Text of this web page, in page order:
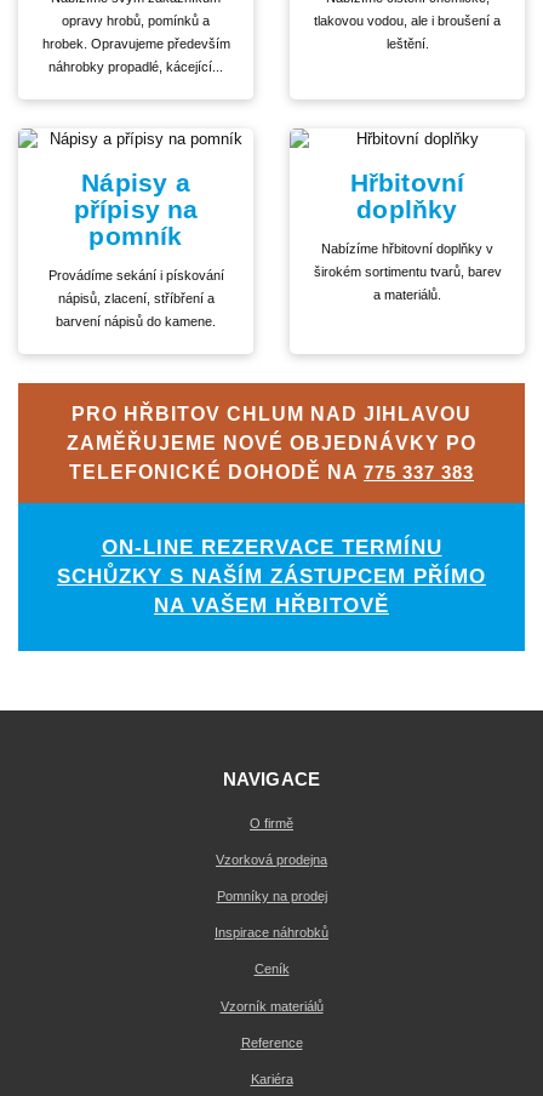
opravy hrobů, pomínků a
hrobek. Opravujeme především
náhrobky propadlé, kácející...
tlakovou vodou, ale i broušení a
leštění.
Nápisy a
přípisy na
pomník
Provádíme sekání i pískování
nápisů, zlacení, stříbření a
barvení nápisů do kamene.
Hřbitovní
doplňky
Nabízíme hřbitovní doplňky v
širokém sortimentu tvarů, barev
a materiálů.
PRO HŘBITOV CHLUM NAD JIHLAVOU
ZAMĚŘUJEME NOVÉ OBJEDNÁVKY PO
TELEFONICKÉ DOHODĚ NA 775 337 383
ON-LINE REZERVACE TERMÍNU
SCHŮZKY S NAŠÍM ZÁSTUPCEM PŘÍMO
NA VAŠEM HŘBITOVĚ
NAVIGACE
O firmě
Vzorková prodejna
Pomníky na prodej
Inspirace náhrobků
Ceník
Vzorník materiálů
Reference
Kariéra